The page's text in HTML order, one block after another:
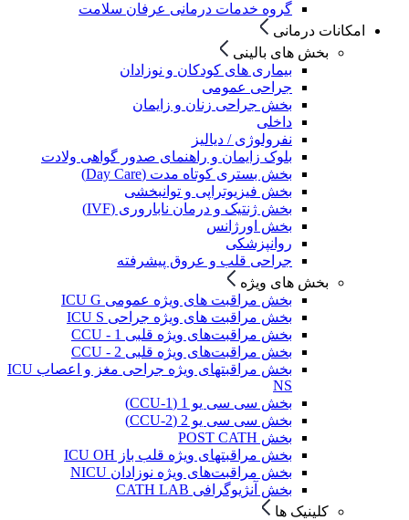
گروه خدمات درمانی عرفان سلامت
امکانات درمانی
بخش های بالینی
بیماری های کودکان و نوزادان
جراحی عمومی
بخش جراحی زنان و زایمان
داخلی
نفرولوژی / دیالیز
بلوک زایمان و راهنمای صدور گواهی ولادت
بخش بستری کوتاه مدت (Day Care)
بخش فیزیوتراپی و توانبخشی
بخش ژنتیک و درمان ناباروری (IVF)
بخش اورژانس
روانپزشکی
جراحی قلب و عروق پیشرفته
بخش های ویژه
بخش مراقبت های ویژه عمومی ICU G
بخش مراقبت های ویژه جراحی ICU S
بخش مراقبت‌های ویژه قلبی CCU - 1
بخش مراقبت‌های ویژه قلبی CCU - 2
بخش مراقبتهای ویژه جراحی مغز و اعصاب ICU
NS
بخش سی سی یو 1 (CCU-1)
بخش سی سی یو 2 (CCU-2)
بخش POST CATH
بخش مراقبتهای ویژه قلب باز ICU OH
بخش مراقبت‌های ویژه نوزادان NICU
بخش آنژیوگرافی CATH LAB
کلینیک ها